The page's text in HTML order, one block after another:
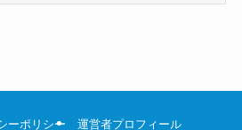
ーポリシー 運営者プロフィール